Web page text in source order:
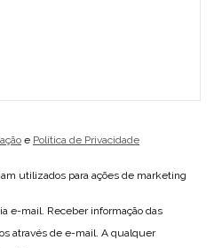
e Política de Privacidade
utilizados para ações de marketing
e-mail. Receber informação das
através de e-mail. A qualquer